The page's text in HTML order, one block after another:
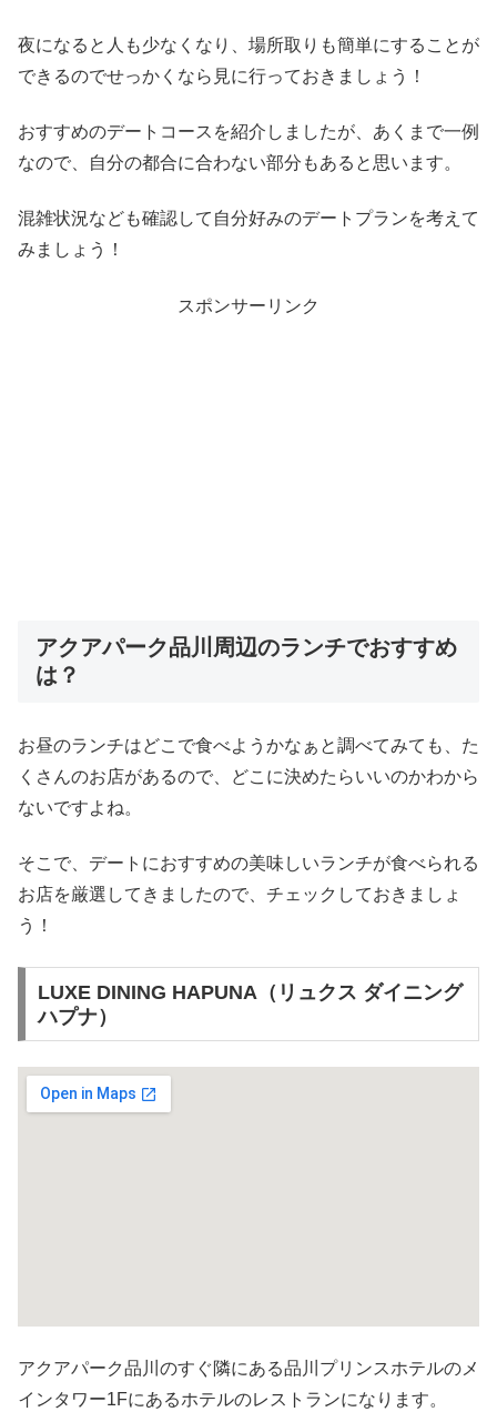
夜になると人も少なくなり、場所取りも簡単にすることが
できるのでせっかくなら見に行っておきましょう！
おすすめのデートコースを紹介しましたが、あくまで一例
なので、自分の都合に合わない部分もあると思います。
混雑状況なども確認して自分好みのデートプランを考えて
みましょう！
スポンサーリンク
アクアパーク品川周辺のランチでおすすめ
は？
お昼のランチはどこで食べようかなぁと調べてみても、た
くさんのお店があるので、どこに決めたらいいのかわから
ないですよね。
そこで、デートにおすすめの美味しいランチが食べられる
お店を厳選してきましたので、チェックしておきましょ
う！
LUXE DINING HAPUNA（リュクス ダイニング
ハプナ）
アクアパーク品川のすぐ隣にある品川プリンスホテルのメ
インタワー1Fにあるホテルのレストランになります。